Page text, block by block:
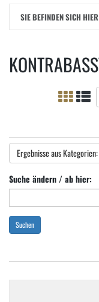
SIE BEFINDEN SICH
Ergebnisse aus Kategorien:
Suche ändern / ab hier:
Suchen